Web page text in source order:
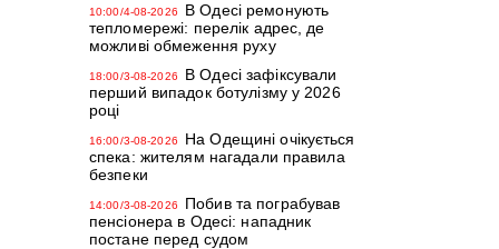
10:00/4-08-2026
В Одесі ремонують
тепломережі: перелік адрес, де
можливі обмеження руху
18:00/3-08-2026
В Одесі зафіксували
перший випадок ботулізму у 2026
році
16:00/3-08-2026
На Одещині очікується
спека: жителям нагадали правила
безпеки
14:00/3-08-2026
Побив та пограбував
пенсіонера в Одесі: нападник
постане перед судом